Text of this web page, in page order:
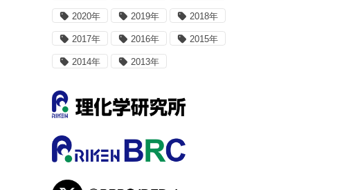
2020年 2019年 2018年
2017年 2016年 2015年
2014年 2013年